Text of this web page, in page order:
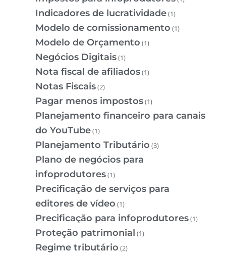
Indicadores de lucratividade(1)
Modelo de comissionamento (1)
Modelo de Orçamento (1)
Negócios Digitais(1)
Nota fiscal de afiliados(1)
Notas Fiscais(2)
Pagar menos impostos(1)
Planejamento financeiro para canais
do YouTube(1)
Planejamento Tributário (3)
Plano de negócios para
infoprodutores(1)
Precificação de serviços para
editores de vídeo (1)
Precificação para infoprodutores(1)
Proteção patrimonial (1)
Regime tributário (2)